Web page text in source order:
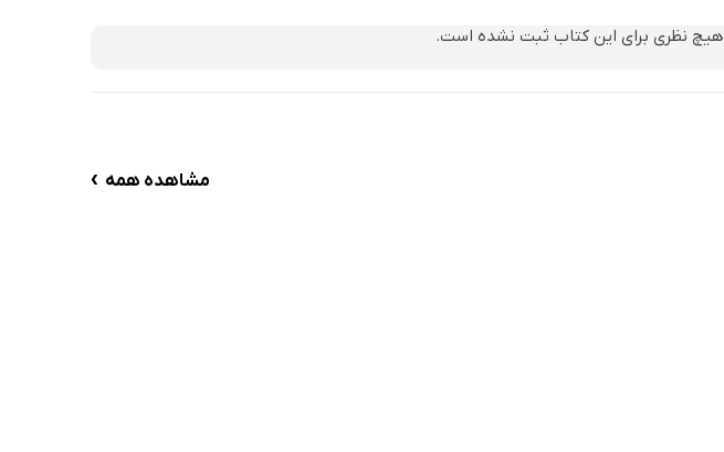
هیچ نظری برای این کتاب ثبت نشده است.
مشاهده همه ›